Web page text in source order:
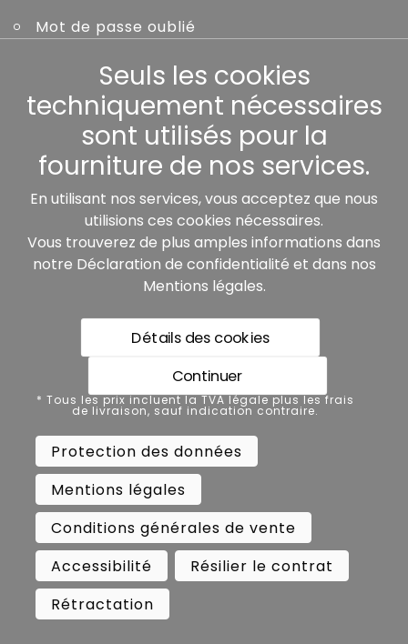
Mot de passe oublié
Nos partenaires:
* Tous les prix incluent la TVA légale plus les frais de
livraison, sauf indication contraire.
Protection des données
Mentions légales
Conditions générales de vente
Accessibilité
Résilier le contrat
Rétractation
Copyright ©Busch.
All Rights Reserved.
Seuls les cookies
techniquement nécessaires
sont utilisés pour la
fourniture de nos services.
En utilisant nos services, vous acceptez que nous
utilisions ces cookies nécessaires.
Vous trouverez de plus amples informations dans
notre Déclaration de confidentialité et dans nos
Mentions légales.
Détails des cookies
Continuer
* Tous les prix incluent la TVA légale plus les frais
de livraison, sauf indication contraire.
Protection des données
Mentions légales
Conditions générales de vente
Accessibilité
Résilier le contrat
Rétractation